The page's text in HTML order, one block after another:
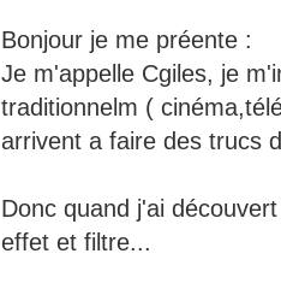
Bonjour je me préente :
Je m'appelle Cgiles, je
traditionnelm (
arrivent a faire des trucs
Donc quand j'ai
effet et filtre...